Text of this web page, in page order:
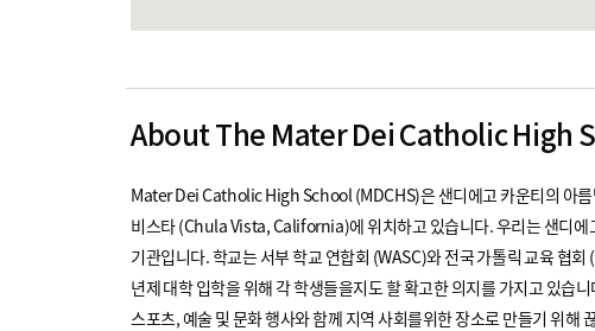
About The Mater Dei Catholic High
Mater Dei Catholic High School (MDCHS)은 샌디에고 카운티의 아름
비스타 (Chula Vista, California)에 위치하고 있습니다. 우리는 샌디에
기관입니다. 학교는 서부 학교 연합회 (WASC)와 전국 가톨릭 교육 협
년제 대학 입학을 위해 각 학생들을지도 할 확고한 의지를 가지고 있습
스포츠, 예술 및 문화 행사와 함께 지역 사회를위한 장소로 만들기 위해